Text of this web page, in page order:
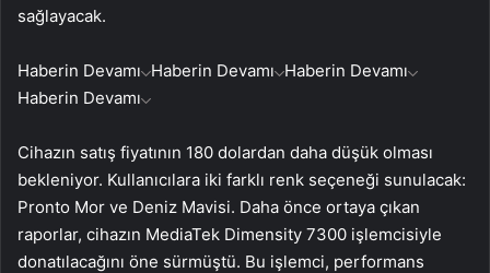
sağlayacak.
Haberin Devamı Haberin Devamı Haberin Devamı
Haberin Devamı
Cihazın satış fiyatının 180 dolardan daha düşük olması
bekleniyor. Kullanıcılara iki farklı renk seçeneği sunulacak:
Pronto Mor ve Deniz Mavisi. Daha önce ortaya çıkan
raporlar, cihazın MediaTek Dimensity 7300 işlemcisiyle
donatılacağını öne sürmüştü. Bu işlemci, performans